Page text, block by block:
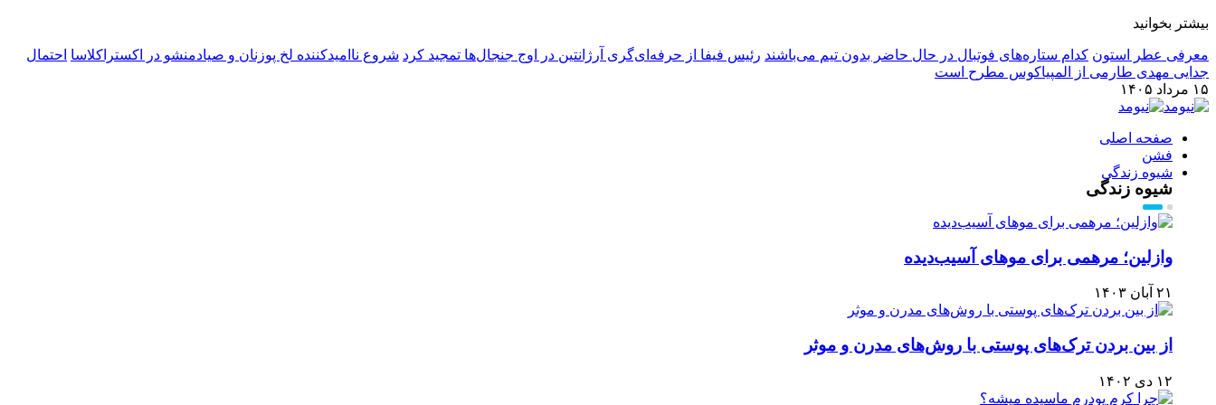
بیشتر بخوانید
معرفی عطر استون کدام ستاره‌های فوتبال در حال حاضر بدون تیم می‌باشند رئیس فیفا از حرفه‌ای‌گری آرژانتین در اوج جنجال‌ها تمجید کرد شروع ناامیدکننده لخ پوزنان و صیادمنشو در اکستراکلاسا احتمال
جدایی مهدی طارمی از المپیاکوس مطرح است
۱۵ مرداد ۱۴۰۵
صفحه اصلی
فشن
شیوه زندگی
شیوه زندگی
وازلین؛ مرهمی برای موهای آسیب‌دیده
۲۱ آبان ۱۴۰۳
از بین بردن ترک‌های پوستی با روش‌های مدرن و موثر
۱۲ دی ۱۴۰۲